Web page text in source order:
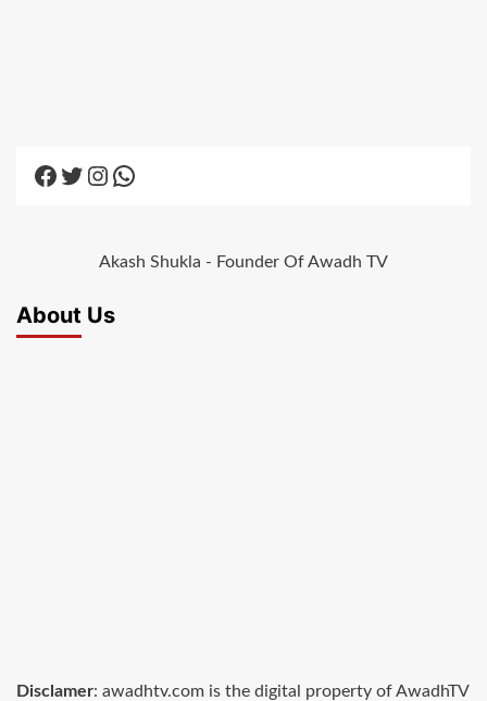
Facebook
Twitter
Instagram
WhatsApp
Akash Shukla - Founder Of Awadh TV
About Us
Disclamer: awadhtv.com is the digital property of AwadhTV